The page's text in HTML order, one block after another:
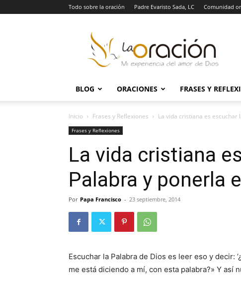
Todo sobre la oración Padre Evaristo Sada, LC Comunidad
Oración
BLOG ORACIONES FRASES Y
Inicio Frases y Reflexiones La vida cristiana es escuchar
Frases y Reflexiones
La vida cristiana
Palabra y ponerla
Por Papa Francisco - 23 septiembre, 2014
Escuchar la Palabra de Dios es leer eso y decir:
me está diciendo a mí, con esta palabra?» Y así